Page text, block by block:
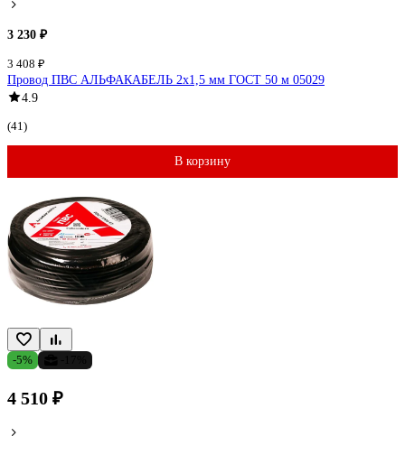
3 230 ₽
3 408 ₽
Провод ПВС АЛЬФАКАБЕЛЬ 2х1,5 мм ГОСТ 50 м 05029
4.9
(41)
В корзину
-5%
4 510 ₽